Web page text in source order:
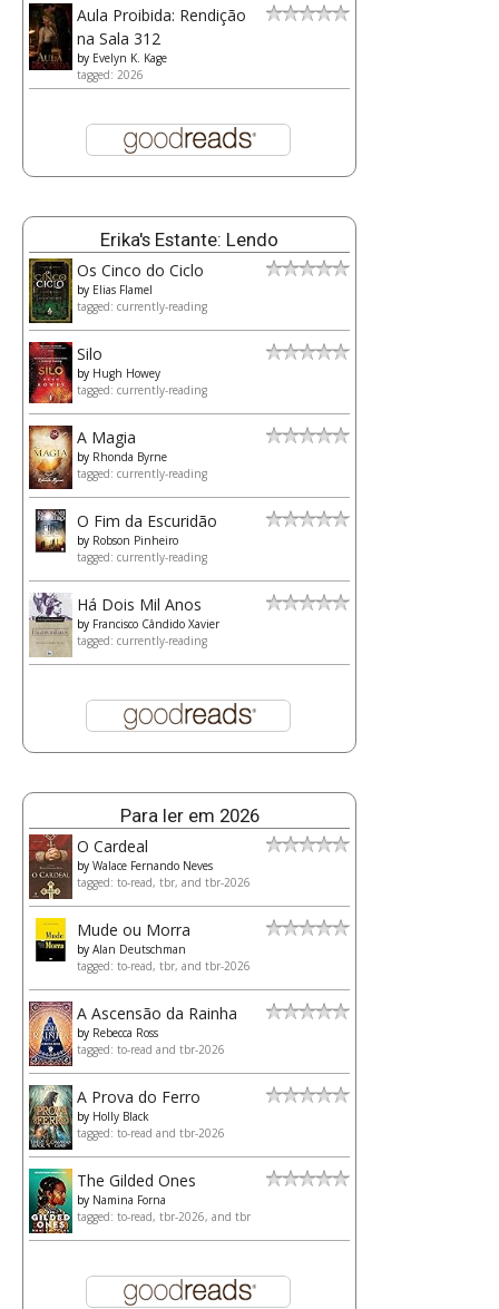
Aula Proibida: Rendição
na Sala 312
by Evelyn K. Kage
tagged: 2026
Erika's Estante: Lendo
Os Cinco do Ciclo
by Elias Flamel
tagged: currently-reading
Silo
by Hugh Howey
tagged: currently-reading
A Magia
by Rhonda Byrne
tagged: currently-reading
O Fim da Escuridão
by Robson Pinheiro
tagged: currently-reading
Há Dois Mil Anos
by Francisco Cândido Xavier
tagged: currently-reading
Para ler em 2026
O Cardeal
by Walace Fernando Neves
tagged: to-read, tbr, and tbr-2026
Mude ou Morra
by Alan Deutschman
tagged: to-read, tbr, and tbr-2026
A Ascensão da Rainha
by Rebecca Ross
tagged: to-read and tbr-2026
A Prova do Ferro
by Holly Black
tagged: to-read and tbr-2026
The Gilded Ones
by Namina Forna
tagged: to-read, tbr-2026, and tbr